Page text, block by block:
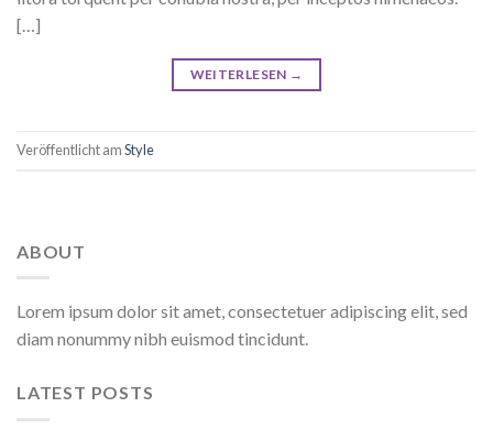
[…]
WEITERLESEN →
Veröffentlicht amStyle
ABOUT
Lorem ipsum dolor sit amet, consectetuer adipiscing elit, sed
diam nonummy nibh euismod tincidunt.
LATEST POSTS